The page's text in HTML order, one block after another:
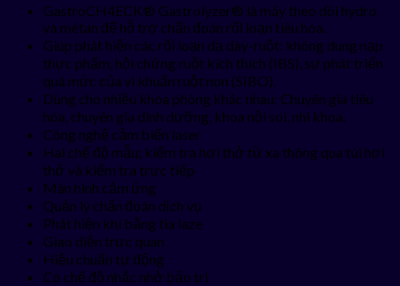
GastroCH4ECK® Gastrolyzer® là máy theo dõi hydro
và mêtan để hỗ trợ chẩn đoán rối loạn tiêu hóa.
Giúp phát hiện các rối loạn dạ dày-ruột: không dung nạp
thực phẩm, hội chứng ruột kích thích (IBS), sự phát triển
quá mức của vi khuẩn ruột non (SIBO).
Dùng cho nhiều khoa phòng khác nhau: Chuyên gia tiêu
hóa, chuyên gia dinh dưỡng, khoa nội soi, nhi khoa.
Công nghệ cảm biến laser
Hai chế độ mẫu; kiểm tra hơi thở từ xa thông qua túi hơi
thở và kiểm tra trực tiếp
Màn hình cảm ứng
Quản lý chẩn đoán dịch vụ
Phát hiện khí bằng tia laze
Giao diện trực quan
Hiệu chuẩn tự động
Có chế độ nhắc nhở bảo trì